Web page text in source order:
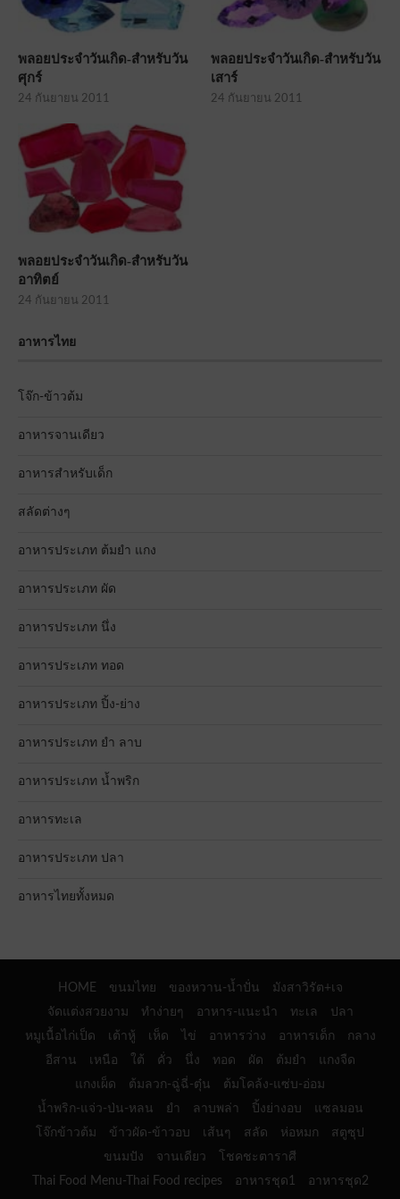
พลอยประจำวันเกิด-สำหรับวัน
ศุกร์
24 กันยายน 2011
พลอยประจำวันเกิด-สำหรับวัน
เสาร์
24 กันยายน 2011
พลอยประจำวันเกิด-สำหรับวัน
อาทิตย์
24 กันยายน 2011
อาหารไทย
โจ๊ก-ข้าวต้ม
อาหารจานเดียว
อาหารสำหรับเด็ก
สลัดต่างๆ
อาหารประเภท ต้มยำ แกง
อาหารประเภท ผัด
อาหารประเภท นึ่ง
อาหารประเภท ทอด
อาหารประเภท ปิ้ง-ย่าง
อาหารประเภท ยำ ลาบ
อาหารประเภท น้ำพริก
อาหารทะเล
อาหารประเภท ปลา
อาหารไทยทั้งหมด
HOME ขนมไทย ของหวาน-น้ำปั่น
มังสาวิรัต+เจ
จัดแต่งสวยงาม
ทำง่ายๆ อาหาร-แนะนำ ทะเล
ปลา
หมูเนื้อไก่เป็ด
เต้าหู้ เห็ด ไข่ อาหารว่าง อาหารเด็ก
กลาง
อีสาน
เหนือ ใต้ คั่ว นึ่ง ทอด ผัด ต้มยำ
แกงจืด
แกงเผ็ด
ต้มลวก-ฉู่ฉี่-ตุ๋น
ต้มโคล้ง-แซ่บ-อ่อม
น้ำพริก-แจ่ว-ป่น-หลน
ยำ ลาบพล่า ปิ้งย่างอบ
แซลมอน
โจ๊กข้าวต้ม
ข้าวผัด-ข้าวอบ เส้นๆ สลัด ห่อหมก
สตูซุป
ขนมปัง
จานเดียว
โชคชะตาราศี
Thai Food Menu-Thai Food recipes
อาหารชุด1
อาหารชุด2